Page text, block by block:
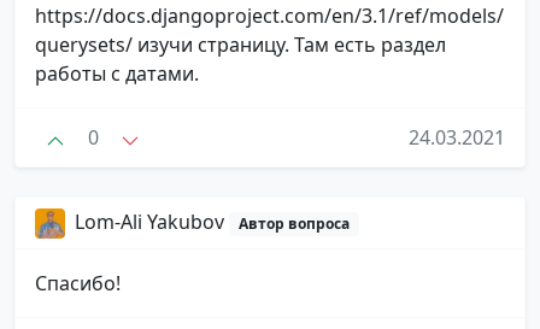
https://docs.djangoproject.com/en/3.1/ref/models/
querysets/ изучи страницу. Там есть раздел
работы с датами.
0 24.03.2021
Lom-Ali Yakubov Автор вопроса
Спасибо!